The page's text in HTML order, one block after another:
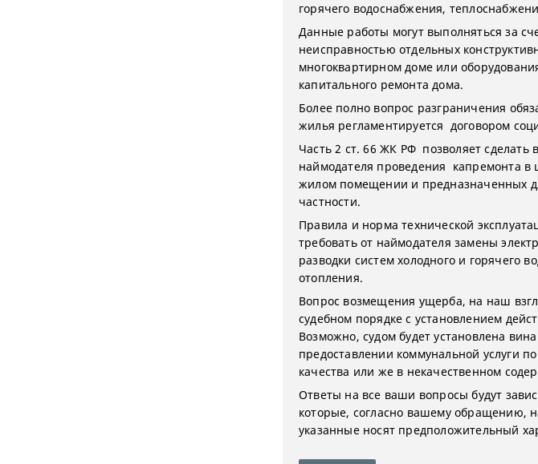
горячего водоснабжения,
Данные работы могут выполняться за
неисправностью отдельных
многоквартирном доме или
капитального ремонта дома.
Более полно вопрос разграничения
жилья регламентируется договором
Часть 2 ст. 66 ЖК РФ позволяет сделать
наймодателя проведения капремонта в
жилом помещении и предназначенных
частности.
Правила и норма технической
требовать от наймодателя замены
разводки систем холодного и горячего
отопления.
Вопрос возмещения ущерба, на наш
судебном порядке с установлением
Возможно, судом будет установлена
предоставлении коммунальной услуги
качества или же в некачественном
Ответы на все ваши вопросы будут
которые, согласно вашему обращению,
указанные носят предположительный